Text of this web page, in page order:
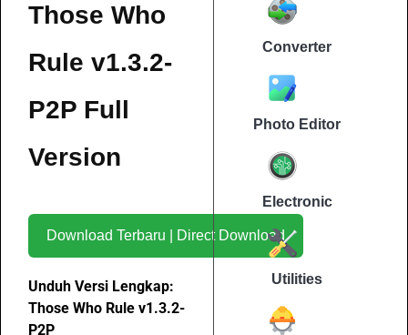
Those Who
Rule v1.3.2-
P2P Full
Version
Download Terbaru | Direct Download
Unduh Versi Lengkap:
Those Who Rule v1.3.2-
P2P
Converter
Photo Editor
Electronic
Utilities